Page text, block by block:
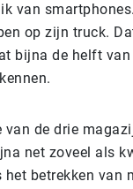
van
op zijn truck.
bijna de helft
van de drie
net zoveel als
het betrekken van